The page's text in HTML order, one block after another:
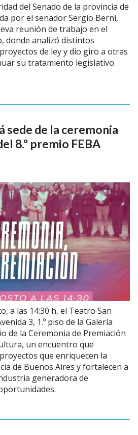
del Senado de la provincia de
por el senador Sergio Berni,
reunión de trabajo en el
donde analizó distintos
de ley y dio giro a otras
su tratamiento legislativo.
sede de la ceremonia
8.º premio FEBA
a las 14:30 h, el Teatro San
3, 1.º piso de la Galería
de la Ceremonia de Premiación
un encuentro que
que enriquecen la
de Buenos Aires y fortalecen a
generadora de